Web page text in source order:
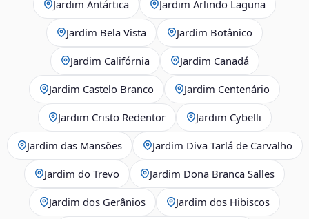
Jardim Antártica Jardim Arlindo Laguna
Jardim Bela Vista Jardim Botânico
Jardim Califórnia Jardim Canadá
Jardim Castelo Branco Jardim Centenário
Jardim Cristo Redentor Jardim Cybelli
Jardim das Mansões Jardim Diva Tarlá de Carvalho
Jardim do Trevo Jardim Dona Branca Salles
Jardim dos Gerânios Jardim dos Hibiscos